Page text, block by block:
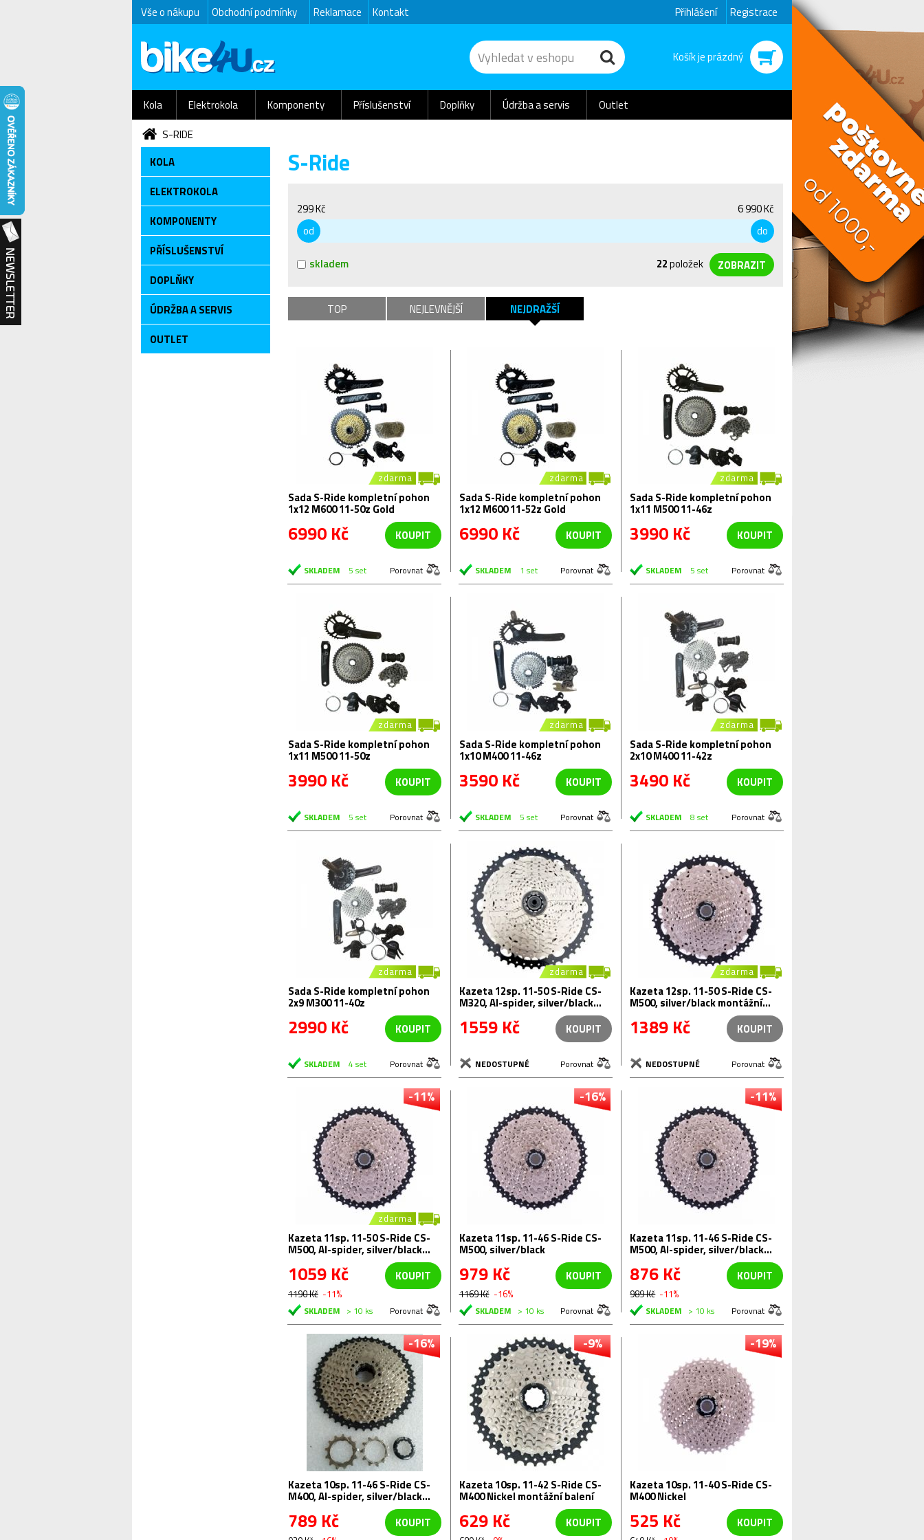
Vše o nákupu Obchodní podmínky Reklamace Kontakt Přihlášení Registrace
Košík je prázdný
Kola Elektrokola Komponenty Příslušenství Doplňky Údržba a servis
Outlet
S-RIDE
KOLA
ELEKTROKOLA
KOMPONENTY
PŘÍSLUŠENSTVÍ
DOPLŇKY
ÚDRŽBA A SERVIS
OUTLET
S-Ride
299 Kč
6 990 Kč
od
do
skladem 22položek
TOP NEJLEVNĚJŠÍ NEJDRAŽŠÍ
zdarma
Sada S-Ride kompletní pohon
1x12 M600 11-50z Gold
6990 Kč KOUPIT
SKLADEM 5 set Porovnat
zdarma
Sada S-Ride kompletní pohon
1x12 M600 11-52z Gold
6990 Kč KOUPIT
SKLADEM 1 set Porovnat
zdarma
Sada S-Ride kompletní pohon
1x11 M500 11-46z
3990 Kč KOUPIT
SKLADEM 5 set Porovnat
zdarma
Sada S-Ride kompletní pohon
1x11 M500 11-50z
3990 Kč KOUPIT
SKLADEM 5 set Porovnat
zdarma
Sada S-Ride kompletní pohon
1x10 M400 11-46z
3590 Kč KOUPIT
SKLADEM 5 set Porovnat
zdarma
Sada S-Ride kompletní pohon
2x10 M400 11-42z
3490 Kč KOUPIT
SKLADEM 8 set Porovnat
zdarma
Sada S-Ride kompletní pohon
2x9 M300 11-40z
2990 Kč KOUPIT
SKLADEM 4 set Porovnat
zdarma
Kazeta 12sp. 11-50 S-Ride CS-
M320, Al-spider, silver/black
montážní balení
1559 Kč KOUPIT
NEDOSTUPNÉ Porovnat
zdarma
Kazeta 12sp. 11-50 S-Ride CS-
M500, silver/black montážní
1389 Kč KOUPIT
NEDOSTUPNÉ Porovnat
-11%
zdarma
Kazeta 11sp. 11-50 S-Ride CS-
M500, Al-spider, silver/black
montážní balení
1059 Kč
1190 Kč -11%
KOUPIT
SKLADEM > 10 ks Porovnat
-16%
Kazeta 11sp. 11-46 S-Ride CS-
M500, silver/black
979 Kč
1169 Kč -16%
KOUPIT
SKLADEM > 10 ks Porovnat
-11%
Kazeta 11sp. 11-46 S-Ride CS-
M500, Al-spider, silver/black
montážní balení
876 Kč
989 Kč -11%
KOUPIT
SKLADEM > 10 ks Porovnat
-16%
Kazeta 10sp. 11-46 S-Ride CS-
M400, Al-spider, silver/black
montážní balení
789 Kč KOUPIT
-9%
Kazeta 10sp. 11-42 S-Ride CS-
M400 Nickel montážní balení
629 Kč KOUPIT
-19%
Kazeta 10sp. 11-40 S-Ride CS-
M400 Nickel
525 Kč KOUPIT